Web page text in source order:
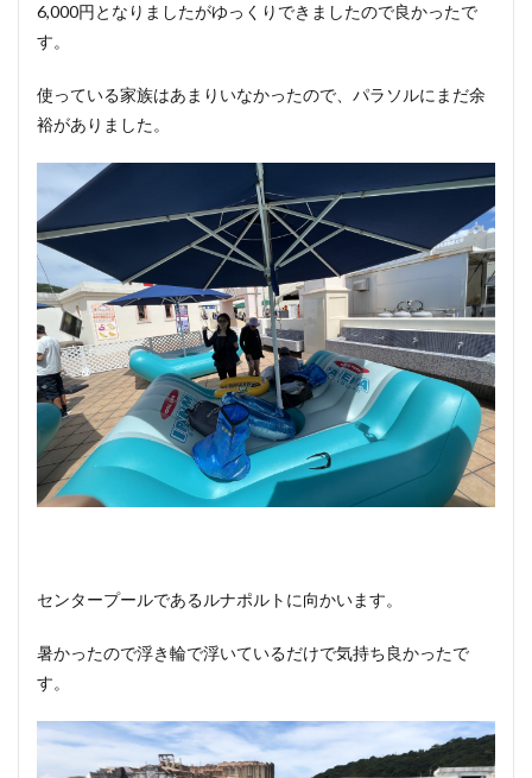
6,000円となりましたがゆっくりできましたので良かったで
す。
使っている家族はあまりいなかったので、パラソルにまだ余
裕がありました。
センタープールであるルナポルトに向かいます。
暑かったので浮き輪で浮いているだけで気持ち良かったで
す。